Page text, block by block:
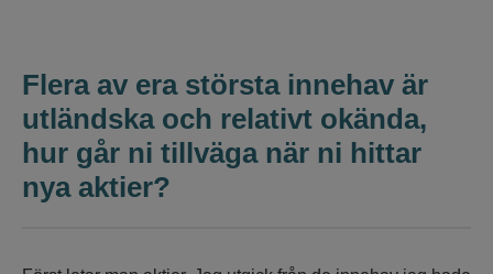
Flera av era största innehav är
utländska och relativt okända,
hur går ni tillväga när ni hittar
nya aktier?